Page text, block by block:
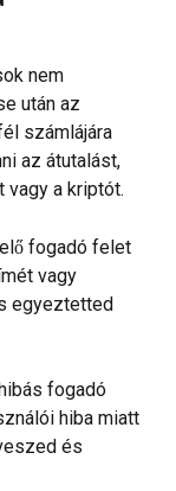
nem
után az
számlájára
az átutalást,
a kriptót.
fogadó felet
vagy
egyeztetted
fogadó
hiba miatt
és